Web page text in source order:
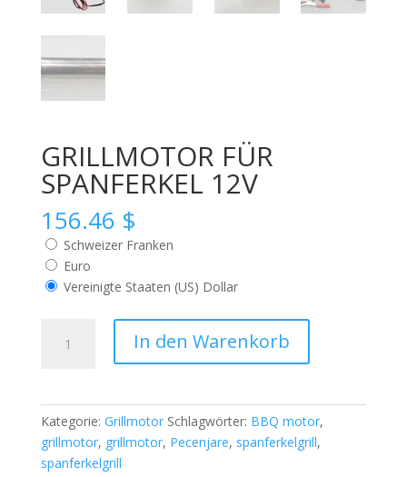
GRILLMOTOR FÜR
SPANFERKEL 12V
156.46 $
Schweizer Franken
Euro
Vereinigte Staaten (US) Dollar
In den Warenkorb
Kategorie: Grillmotor Schlagwörter: BBQ motor,
grillmotor, grillmotor, Pecenjare, spanferkelgrill,
spanferkelgrill